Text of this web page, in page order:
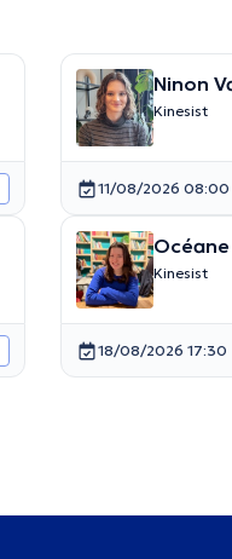
Ninon
Kinesist
11/08/2026 08:00
Kinesist
18/08/2026 17:30